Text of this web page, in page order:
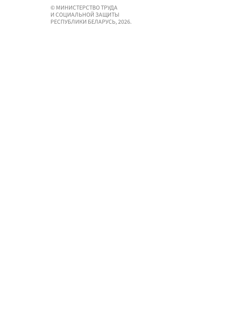
© МИНИСТЕРСТВО ТРУДА
И СОЦИАЛЬНОЙ ЗАЩИТЫ
РЕСПУБЛИКИ БЕЛАРУСЬ, 2026.